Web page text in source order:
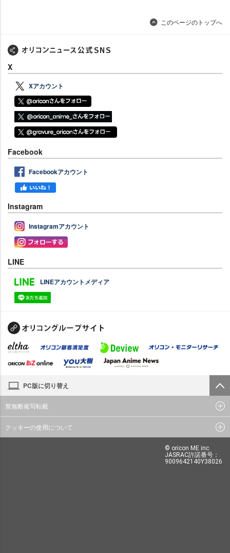
このページのトップへ
X
Xアカウント
Facebook
Facebookアカウント
Instagram
Instagramアカウント
LINE
LINEアカウントメディア
PC版に切り替え
禁無断複写転載
クッキーの使用について
© oricon ME inc.
JASRAC許諾番号：
9009642140Y38026